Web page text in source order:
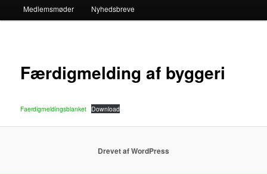
Medlemsmøder Nyhedsbreve
Færdigmelding af byggeri
Faerdigmeldingsblanket Download
Drevet af WordPress